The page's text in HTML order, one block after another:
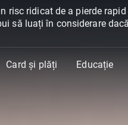
risc ridicat de a pierde
să luați în considerare
Card și plăți Educație